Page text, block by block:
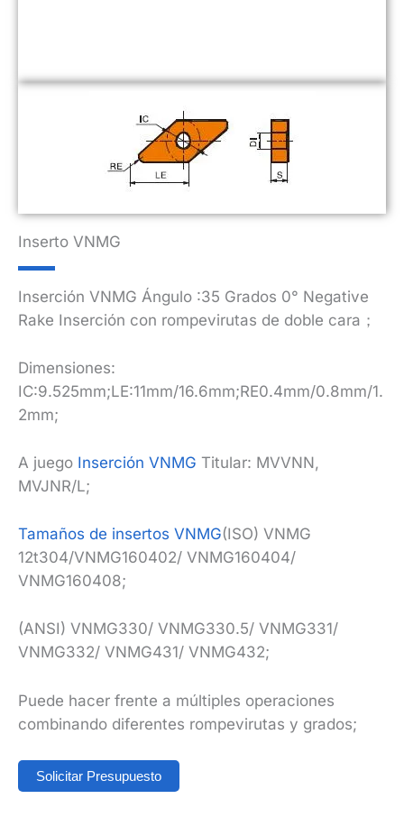
Inserto VNMG
Inserción VNMG Ángulo :35 Grados 0° Negative
Rake Inserción con rompevirutas de doble cara；
Dimensiones:
IC:9.525mm;LE:11mm/16.6mm;RE0.4mm/0.8mm/1.
2mm;
A juego Inserción VNMG Titular: MVVNN,
MVJNR/L;
Tamaños de insertos VNMG(ISO) VNMG
12t304/VNMG160402/ VNMG160404/
VNMG160408;
(ANSI) VNMG330/ VNMG330.5/ VNMG331/
VNMG332/ VNMG431/ VNMG432;
Puede hacer frente a múltiples operaciones
combinando diferentes rompevirutas y grados;
Solicitar Presupuesto